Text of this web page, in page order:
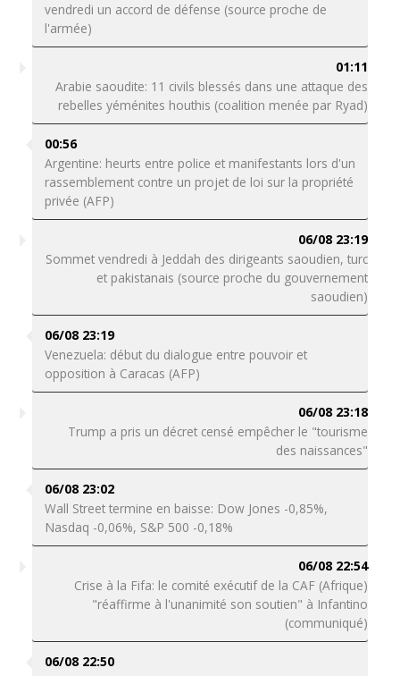
vendredi un accord de défense (source proche de
l'armée)
01:11
Arabie saoudite: 11 civils blessés dans une attaque des
rebelles yéménites houthis (coalition menée par Ryad)
00:56
Argentine: heurts entre police et manifestants lors d'un
rassemblement contre un projet de loi sur la propriété
privée (AFP)
06/08 23:19
Sommet vendredi à Jeddah des dirigeants saoudien, turc
et pakistanais (source proche du gouvernement
saoudien)
06/08 23:19
Venezuela: début du dialogue entre pouvoir et
opposition à Caracas (AFP)
06/08 23:18
Trump a pris un décret censé empêcher le "tourisme
des naissances"
06/08 23:02
Wall Street termine en baisse: Dow Jones -0,85%,
Nasdaq -0,06%, S&P 500 -0,18%
06/08 22:54
Crise à la Fifa: le comité exécutif de la CAF (Afrique)
"réaffirme à l'unanimité son soutien" à Infantino
(communiqué)
06/08 22:50